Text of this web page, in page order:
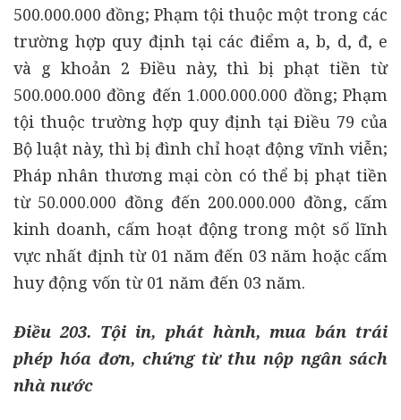
500.000.000 đồng; Phạm tội thuộc một trong các
trường hợp quy định tại các điểm a, b, d, đ, e
và g khoản 2 Điều này, thì bị phạt tiền từ
500.000.000 đồng đến 1.000.000.000 đồng; Phạm
tội thuộc trường hợp quy định tại Điều 79 của
Bộ luật này, thì bị đình chỉ hoạt động vĩnh viễn;
Pháp nhân thương mại còn có thể bị phạt tiền
từ 50.000.000 đồng đến 200.000.000 đồng, cấm
kinh doanh, cấm hoạt động trong một số lĩnh
vực nhất định từ 01 năm đến 03 năm hoặc cấm
huy động vốn từ 01 năm đến 03 năm.
Điều 203. Tội in, phát hành, mua bán trái
phép hóa đơn, chứng từ thu nộp ngân sách
nhà nước